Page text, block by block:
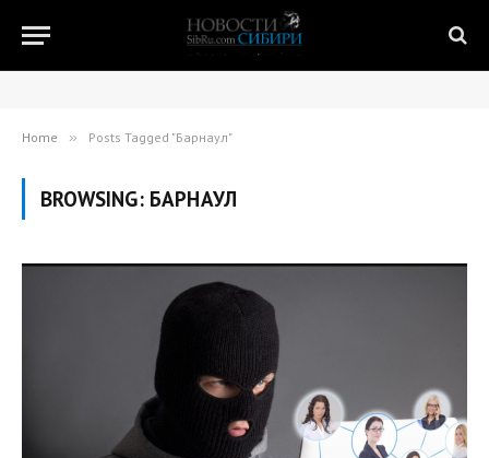
Home » Posts Tagged "Барнаул"
BROWSING: БАРНАУЛ